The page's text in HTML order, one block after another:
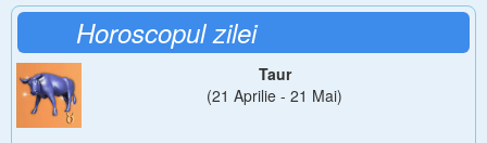
Horoscopul zilei
Taur
(21 Aprilie - 21 Mai)